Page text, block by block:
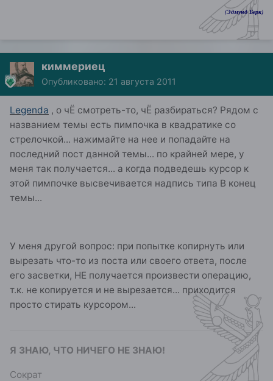
(Эдмунд Берк)
киммериец
Опубликовано: 21 августа 2011
Legenda , о чЁ смотреть-то, чЁ разбираться? Рядом с
названием темы есть пимпочка в квадратике со
стрелочкой... нажимайте на нее и попадайте на
последний пост данной темы... по крайней мере, у
меня так получается... а когда подведешь курсор к
этой пимпочке высвечивается надпись типа В конец
темы...
У меня другой вопрос: при попытке копирнуть или
вырезать что-то из поста или своего ответа, после
его засветки, НЕ получается произвести операцию,
т.к. не копируется и не вырезается... приходится
просто стирать курсором...
Я ЗНАЮ, ЧТО НИЧЕГО НЕ ЗНАЮ!
Сократ